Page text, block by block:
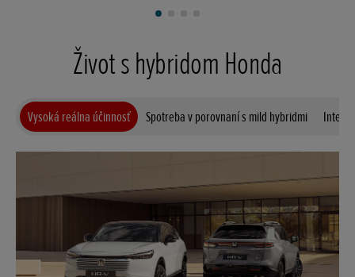
Život s hybridom Honda
Vysoká reálna účinnosť Spotreba v porovnaní s mild hybridmi